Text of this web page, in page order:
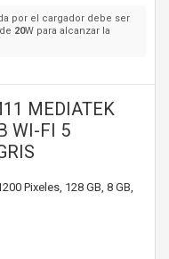
por el cargador debe ser
20W para alcanzar la
MEDIATEK
WI-FI 5
Pixeles, 128 GB, 8 GB,